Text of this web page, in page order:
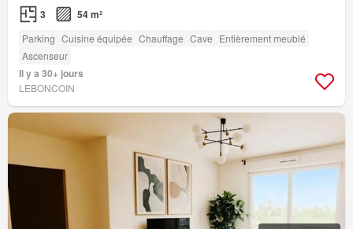
3 54 m²
Parking Cuisine équipée Chauffage Cave Entièrement meublé
Ascenseur
Il y a 30+ jours
LEBONCOIN